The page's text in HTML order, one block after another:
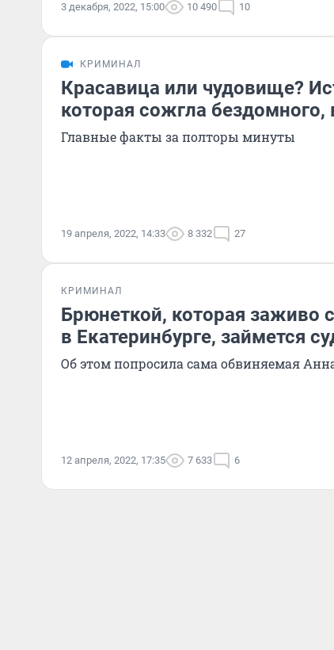
3 декабря, 2022, 15:00 10 490 10
КРИМИНАЛ
Красавица или чудовище?
которая сожгла
Главные факты за полторы минуты
19 апреля, 2022, 14:33 8 332 27
КРИМИНАЛ
Брюнеткой, которая заживо
в Екатеринбурге, займется
Об этом попросила сама обвиняемая
12 апреля, 2022, 17:35 7 633 6